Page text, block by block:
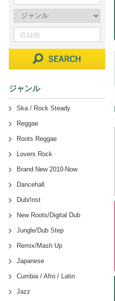
ジャンル
Ska / Rock Steady
Reggae
Roots Reggae
Lovers Rock
Brand New 2010-Now
Dancehall
Dub/Inst
New Roots/Digital Dub
Jungle/Dub Step
Remix/Mash Up
Japanese
Cumbia / Afro / Latin
Jazz